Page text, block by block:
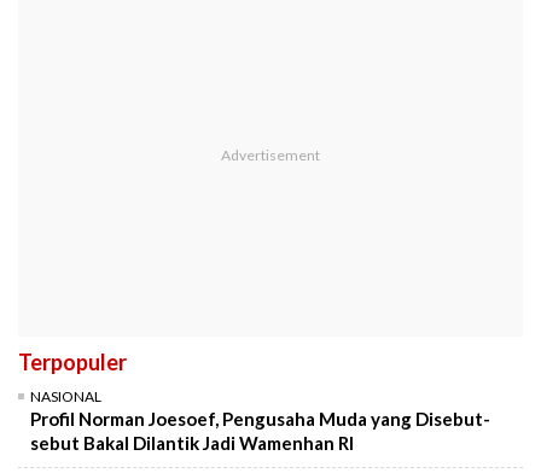
Terpopuler
NASIONAL
Profil Norman Joesoef, Pengusaha Muda yang Disebut-
sebut Bakal Dilantik Jadi Wamenhan RI